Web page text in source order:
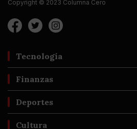
Copyright © 2023 Columna Cero
Tecnología
Finanzas
Deportes
Cultura